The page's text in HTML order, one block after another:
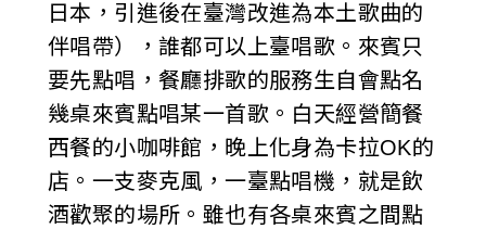
日本，引進後在臺灣改進為本土歌曲的
伴唱帶），誰都可以上臺唱歌。來賓只
要先點唱，餐廳排歌的服務生自會點名
幾桌來賓點唱某一首歌。白天經營簡餐
西餐的小咖啡館，晚上化身為卡拉OK的
店。一支麥克風，一臺點唱機，就是飲
酒歡聚的場所。雖也有各桌來賓之間點